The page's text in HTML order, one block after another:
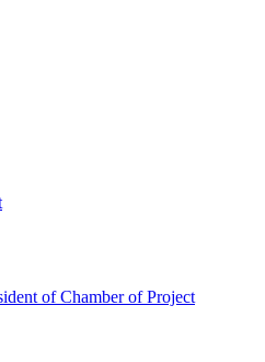
of Chamber of Project